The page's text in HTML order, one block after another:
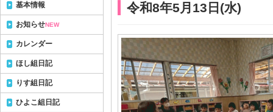
令和8年5月13日(水)
基本情報
お知らせNEW
カレンダー
ほし組日記
りす組日記
ひよこ組日記